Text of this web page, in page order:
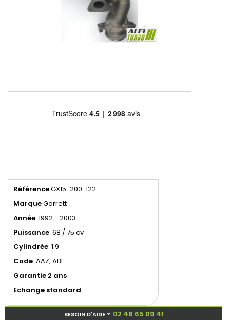
RéférenceGX15-200-122
MarqueGarrett
Année: 1992 - 2003
Puissance: 68 / 75 cv
Cylindrée: 1.9
Code: AAZ, ABL
Garantie 2 ans
Echange standard
BESOIN D'AIDE ? 02 46 65 09 41